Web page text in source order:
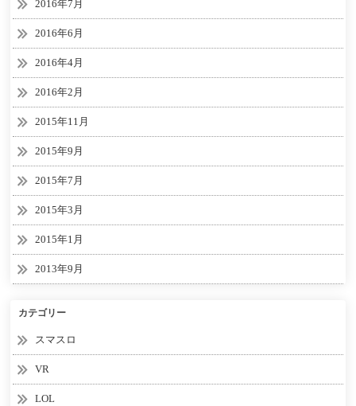
2016年7月
2016年6月
2016年4月
2016年2月
2015年11月
2015年9月
2015年7月
2015年3月
2015年1月
2013年9月
カテゴリー
スマスロ
VR
LOL